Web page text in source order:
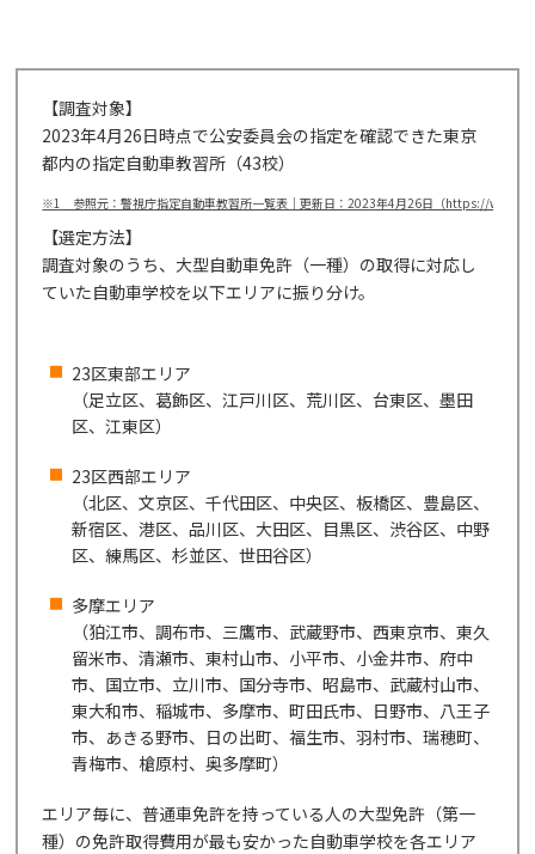
【調査対象】
2023年4月26日時点で公安委員会の指定を確認できた東京
都内の指定自動車教習所（43校）
※1 参照元：警視庁指定自動車教習所一覧表｜更新日：2023年4月26日（https://
【選定方法】
調査対象のうち、大型自動車免許（一種）の取得に対応し
ていた自動車学校を以下エリアに振り分け。
23区東部エリア
（足立区、葛飾区、江戸川区、荒川区、台東区、墨田
区、江東区）
23区西部エリア
（北区、文京区、千代田区、中央区、板橋区、豊島区、
新宿区、港区、品川区、大田区、目黒区、渋谷区、中野
区、練馬区、杉並区、世田谷区）
多摩エリア
（狛江市、調布市、三鷹市、武蔵野市、西東京市、東久
留米市、清瀬市、東村山市、小平市、小金井市、府中
市、国立市、立川市、国分寺市、昭島市、武蔵村山市、
東大和市、稲城市、多摩市、町田氏市、日野市、八王子
市、あきる野市、日の出町、福生市、羽村市、瑞穂町、
青梅市、槍原村、奥多摩町）
エリア毎に、普通車免許を持っている人の大型免許（第一
種）の免許取得費用が最も安かった自動車学校を各エリア